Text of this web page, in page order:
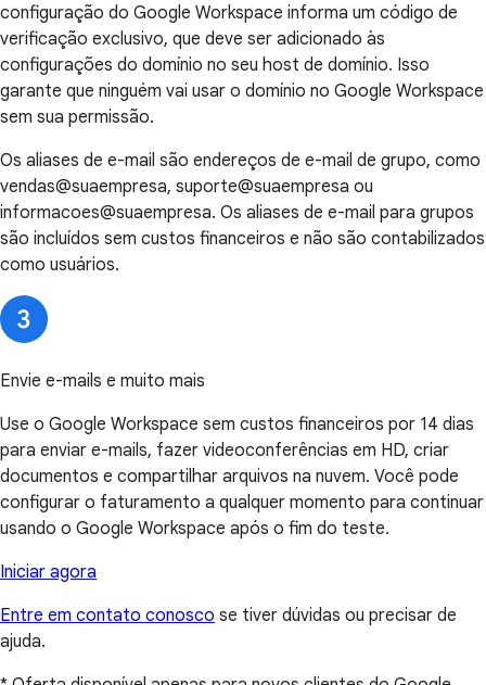
configuração do Google Workspace informa um código de
verificação exclusivo, que deve ser adicionado às
configurações do domínio no seu host de domínio. Isso
garante que ninguém vai usar o domínio no Google Workspace
sem sua permissão.
Os aliases de e-mail são endereços de e-mail de grupo, como
vendas@suaempresa, suporte@suaempresa ou
informacoes@suaempresa. Os aliases de e-mail para grupos
são incluídos sem custos financeiros e não são contabilizados
como usuários.
Envie e-mails e muito mais
Use o Google Workspace sem custos financeiros por 14 dias
para enviar e-mails, fazer videoconferências em HD, criar
documentos e compartilhar arquivos na nuvem. Você pode
configurar o faturamento a qualquer momento para continuar
usando o Google Workspace após o fim do teste.
Iniciar agora
Entre em contato conosco se tiver dúvidas ou precisar de
ajuda.